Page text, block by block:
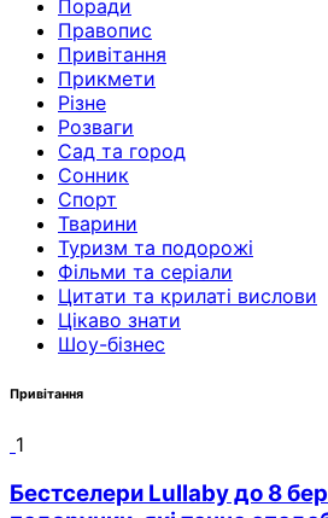
Поради
Правопис
Привітання
Прикмети
Різне
Розваги
Сад та город
Сонник
Спорт
Тварини
Туризм та подорожі
Фільми та серіали
Цитати та крилаті вислови
Цікаво знати
Шоу-бізнес
Привітання
1
Бестселери Lullaby до 8